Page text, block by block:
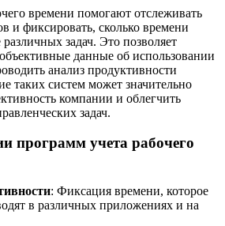
времени помогают отслеживать
и фиксировать, сколько времени
задач. Это позволяет
данные об использовании
анализ продуктивности
таких систем может значительно
компании и облегчить
задач.
программ учета рабочего
: Фиксация времени, которое
в различных приложениях и на